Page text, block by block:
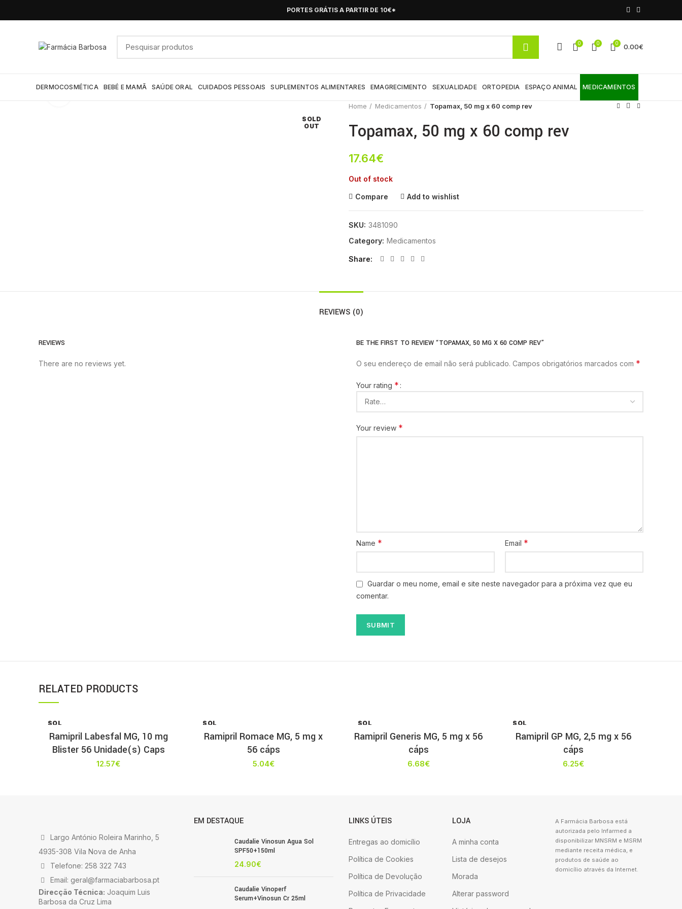
PORTES GRÁTIS A PARTIR DE 10€*
0 0 0 0.00€
DERMOCOSMÉTICA BEBÉ E MAMÃ SAÚDE ORAL CUIDADOS PESSOAIS SUPLEMENTOS ALIMENTARES EMAGRECIMENTO SEXUALIDADE ORTOPEDIA ESPAÇO ANIMAL MEDICAMENTOS
SOLD
OUT
Home
Medicamentos Topamax, 50 mg x 60 comp rev
Topamax, 50 mg x 60 comp rev
17.64€
Out of stock
Compare Add to wishlist
SKU: 3481090
Category: Medicamentos
Share
REVIEWS (0)
REVIEWS
There are no reviews yet.
BE THE FIRST TO REVIEW “TOPAMAX, 50 MG X 60 COMP REV”
O seu endereço de email não será publicado. Campos obrigatórios marcados com *
Your rating *
Your review *
Name * Email *
Guardar o meu nome, email e site neste navegador para a próxima vez que eu
comentar.
RELATED PRODUCTS
SOL
T
Ramipril Labesfal MG, 10 mg
Blister 56 Unidade(s) Caps
12.57€
SOL
T
Ramipril Romace MG, 5 mg x
56 cáps
5.04€
SOL
T
Ramipril Generis MG, 5 mg x 56
cáps
6.68€
SOL
T
Ramipril GP MG, 2,5 mg x 56
cáps
6.25€
Largo António Roleira Marinho, 5
4935-308 Vila Nova de Anha
Telefone: 258 322 743
Email: geral@farmaciabarbosa.pt
Direcção Técnica: Joaquim Luis
Barbosa da Cruz Lima
EM DESTAQUE
Caudalie Vinosun Agua Sol
SPF50+150ml
24.90€
Caudalie Vinoperf
Serum+Vinosun Cr 25ml
LINKS ÚTEIS
Entregas ao domicílio
Política de Cookies
Política de Devolução
Política de Privacidade
LOJA
A minha conta
Lista de desejos
Morada
Alterar password
A Farmácia Barbosa está
autorizada pelo Infarmed a
disponibilizar MNSRM e MSRM
mediante receita médica, e
produtos de saúde ao
domicílio através da Internet.